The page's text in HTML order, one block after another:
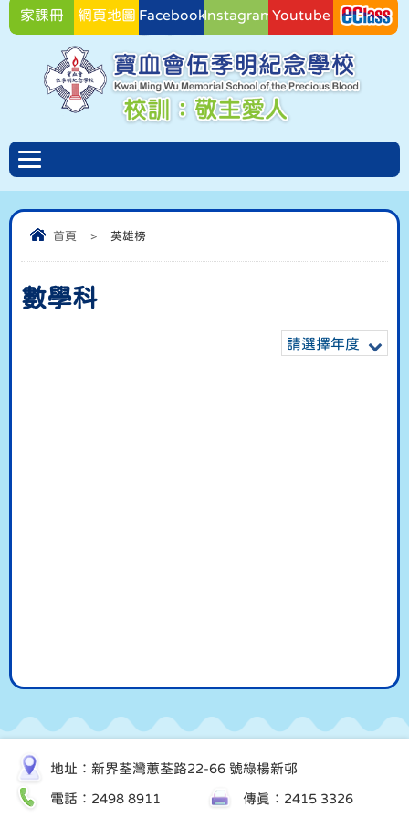
家課冊 網頁地圖 FacebookInstagramYoutube
首頁 > 英雄榜
數學科
請選擇年度
地址：新界荃灣蕙荃路22-66 號綠楊新邨
電話：2498 8911 傳真：2415 3326